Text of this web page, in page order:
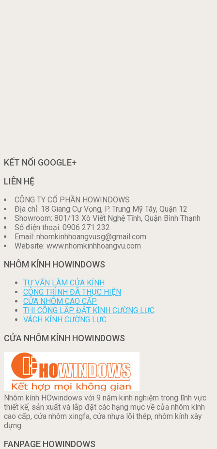
KẾT NỐI GOOGLE+
LIÊN HỆ
CÔNG TY CỔ PHẦN HOWINDOWS
Địa chỉ: 18 Giang Cự Vọng, P. Trung Mỹ Tây, Quận 12
Showroom: 801/13 Xô Viết Nghệ Tĩnh, Quận Bình Thạnh
Số điện thoại: 0906 271 232
Email: nhomkinhhoangvusg@gmail.com
Website: www.nhomkinhhoangvu.com
NHÔM KÍNH HOWINDOWS
TƯ VẤN LÀM CỬA KÍNH
CÔNG TRÌNH ĐÃ THỰC HIỆN
CỬA NHÔM CAO CẤP
THI CÔNG LẮP ĐẶT KÍNH CƯỜNG LỰC
VÁCH KÍNH CƯỜNG LỰC
CỬA NHÔM KÍNH HOWINDOWS
Nhôm kính HOwindows với 9 năm kinh nghiệm trong lĩnh vực
thiết kế, sản xuất và lắp đặt các hạng mục về cửa nhôm kính
cao cấp, cửa nhôm xingfa, cửa nhựa lõi thép, nhôm kính xây
dựng.
FANPAGE HOWINDOWS